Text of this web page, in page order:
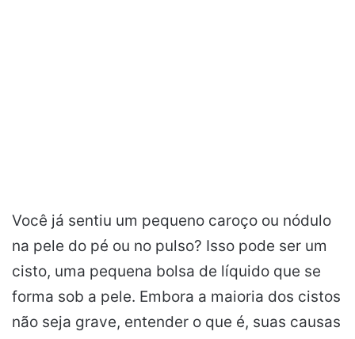
Você já sentiu um pequeno caroço ou nódulo
na pele do pé ou no pulso? Isso pode ser um
cisto, uma pequena bolsa de líquido que se
forma sob a pele. Embora a maioria dos cistos
não seja grave, entender o que é, suas causas